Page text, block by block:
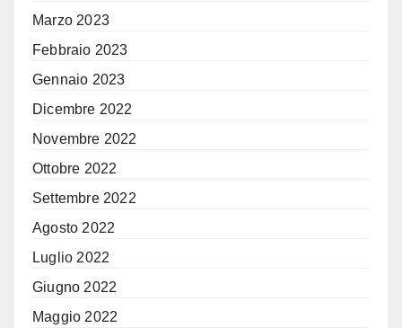
Marzo 2023
Febbraio 2023
Gennaio 2023
Dicembre 2022
Novembre 2022
Ottobre 2022
Settembre 2022
Agosto 2022
Luglio 2022
Giugno 2022
Maggio 2022